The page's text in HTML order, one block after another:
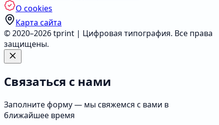
О cookies
Карта сайта
© 2020–2026 tprint | Цифровая типография. Все права
защищены.
Связаться с нами
Заполните форму — мы свяжемся с вами в
ближайшее время